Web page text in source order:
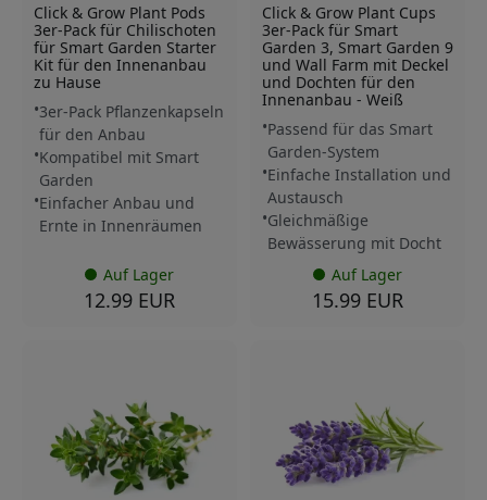
Click & Grow Plant Pods
3er-Pack für Chilischoten
für Smart Garden Starter
Kit für den Innenanbau
zu Hause
3er-Pack Pflanzenkapseln
für den Anbau
Kompatibel mit Smart
Garden
Einfacher Anbau und
Ernte in Innenräumen
Auf Lager
12.99 EUR
Click & Grow Plant Cups
3er-Pack für Smart
Garden 3, Smart Garden 9
und Wall Farm mit Deckel
und Dochten für den
Innenanbau - Weiß
Passend für das Smart
Garden-System
Einfache Installation und
Austausch
Gleichmäßige
Bewässerung mit Docht
Auf Lager
15.99 EUR